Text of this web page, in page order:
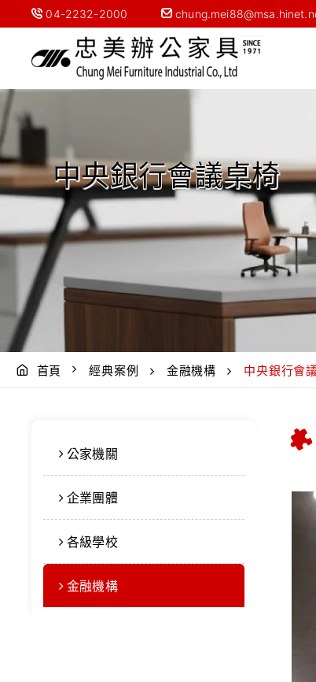
04-2232-2000
中央銀行會議桌椅
首頁 經典案例 金融機構 中央銀行會
公家機關
企業團體
各級學校
金融機構